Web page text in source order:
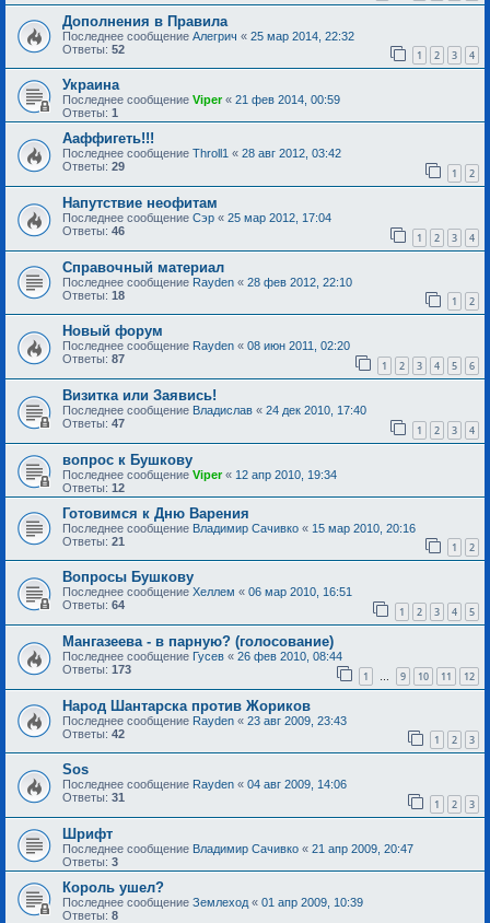
Дополнения в Правила
Последнее сообщение Алегрич « 25 мар 2014, 22:32
Ответы: 52 1 2 3 4
Украина
Последнее сообщение Viper« 21 фев 2014, 00:59
Ответы: 1
Ааффигеть!!!
Последнее сообщение Throll1 « 28 авг 2012, 03:42
Ответы: 29 1 2
Напутствие неофитам
Последнее сообщение Сэр « 25 мар 2012, 17:04
Ответы: 46 1 2 3 4
Справочный материал
Последнее сообщение Rayden « 28 фев 2012, 22:10
Ответы: 18 1 2
Новый форум
Последнее сообщение Rayden « 08 июн 2011, 02:20
Ответы: 87 1 2 3 4 5 6
Визитка или Заявись!
Последнее сообщение Владислав « 24 дек 2010, 17:40
Ответы: 47 1 2 3 4
вопрос к Бушкову
Последнее сообщение Viper« 12 апр 2010, 19:34
Ответы: 12
Готовимся к Дню Варения
Последнее сообщение Владимир Сачивко « 15 мар 2010, 20:16
Ответы: 21 1 2
Вопросы Бушкову
Последнее сообщение Хеллем « 06 мар 2010, 16:51
Ответы: 64 1 2 3 4 5
Мангазеева - в парную? (голосование)
Последнее сообщение Гусев « 26 фев 2010, 08:44
Ответы: 173 1 … 9 10 11 12
Народ Шантарска против Жориков
Последнее сообщение Rayden « 23 авг 2009, 23:43
Ответы: 42 1 2 3
Sоs
Последнее сообщение Rayden « 04 авг 2009, 14:06
Ответы: 31 1 2 3
Шрифт
Последнее сообщение Владимир Сачивко « 21 апр 2009, 20:47
Ответы: 3
Король ушел?
Последнее сообщение Землеход « 01 апр 2009, 10:39
Ответы: 8